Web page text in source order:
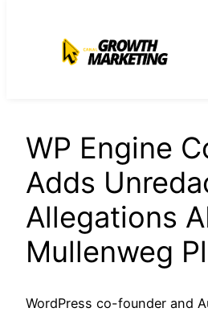
conteúdo
WP Engine
Adds
Allegations
Mullenweg
WordPress co-founder and